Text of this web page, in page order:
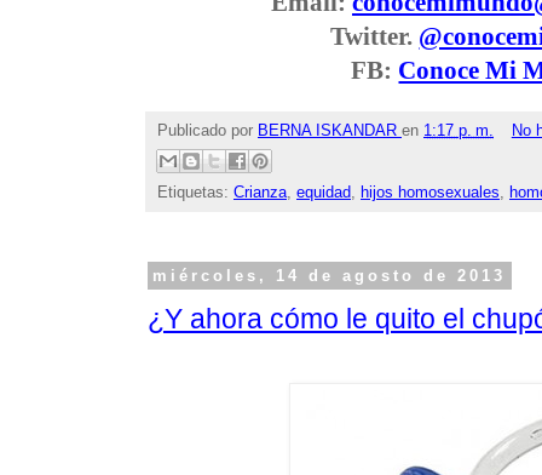
Twitter.
FB: Conoce Mi
Publicado por BERNA ISKANDAR en 1:17 p. m. No
Etiquetas: Crianza equidad hijos homosexuales
miércoles, 14 de agosto de 2013
¿Y ahora cómo le quito el